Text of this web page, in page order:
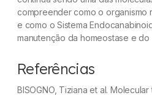
compreender como o organismo
e como o Sistema
manutenção da homeostase e do
Referências
BISOGNO, Tiziana et al.